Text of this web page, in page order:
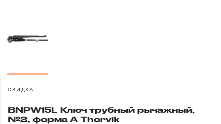
Гарантия и сервис
Контакты
СКИДКА
BNPW15L Ключ трубный рычажный,
№2, форма A Thorvik